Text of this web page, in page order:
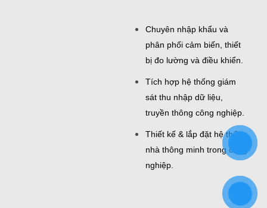
Chuyên nhập khẩu và
phân phối cảm biến, thiết
bị đo lường và điều khiển.
Tích hợp hệ thống giám
sát thu nhập dữ liệu,
truyền thông công nghiệp.
Thiết kế & lắp đặt hệ thống
nhà thông minh trong công
nghiệp.